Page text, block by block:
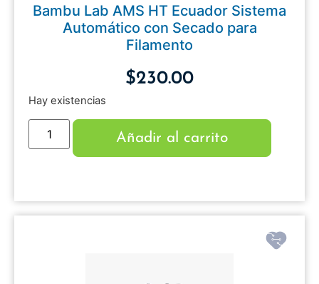
Bambu Lab AMS HT Ecuador Sistema
Automático con Secado para
Filamento
$230.00
Hay existencias
Añadir al carrito